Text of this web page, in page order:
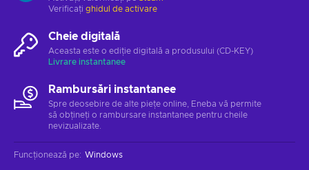
Verificați ghidul de activare
Cheie digitală
Aceasta este o ediție digitală a produsului (CD-KEY)
Livrare instantanee
Rambursări instantanee
Spre deosebire de alte piețe online, Eneba vă permite
să obțineți o rambursare instantanee pentru cheile
nevizualizate.
Funcționează pe: Windows